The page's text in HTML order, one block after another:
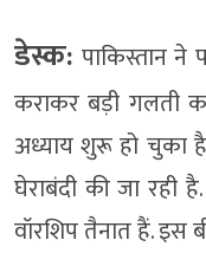
डेस्क: पाकिस्तान
कराकर बड़ी गलती
अध्याय शुरू हो चुका
घेराबंदी की जा रही
वॉरशिप तैनात हैं. इस